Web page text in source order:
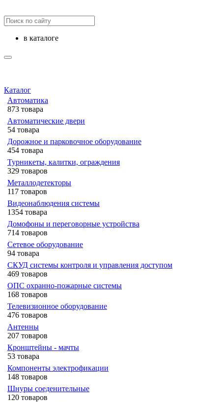
в каталоге
Каталог
Автоматика
873 товара
Автоматические двери
54 товара
Дорожное и парковочное оборудование
454 товара
Турникеты, калитки, ограждения
329 товаров
Металлодетекторы
117 товаров
Видеонаблюдения cистемы
1354 товара
Домофоны и переговорные устройства
714 товаров
Сетевое оборудование
94 товара
СКУД системы контроля и управления доступом
469 товаров
ОПС охранно-пожарные системы
168 товаров
Телевизионное оборудование
476 товаров
Антенны
207 товаров
Кронштейны - мачты
53 товара
Компоненты электрофикации
148 товаров
Шнуры соеденительные
120 товаров